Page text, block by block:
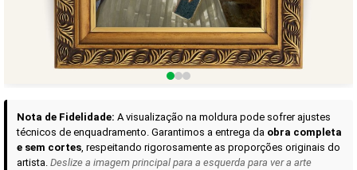
Curadoria das Campanhas
A seleção de obras-primas apresentadas em nossos vídeos nas redes
sociais, reunidas aqui para sua apreciação.
Nota de Fidelidade: A visualização na moldura pode sofrer ajustes
técnicos de enquadramento. Garantimos a entrega da obra completa
e sem cortes, respeitando rigorosamente as proporções originais do
artista. Deslize a imagem principal para a esquerda para ver a arte